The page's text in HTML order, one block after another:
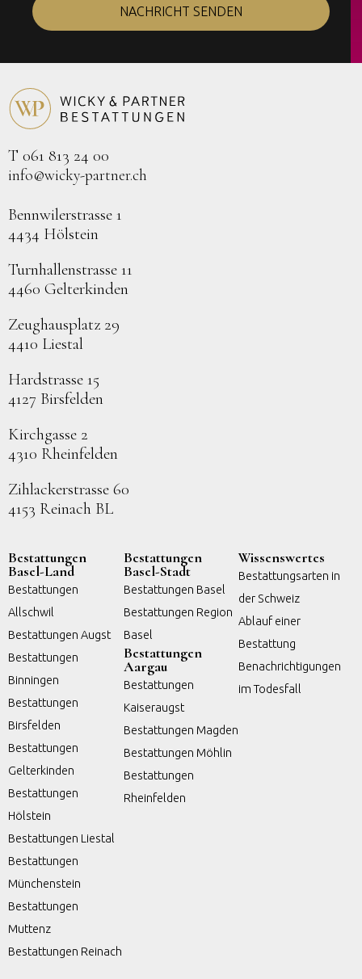
NACHRICHT SENDEN
T 061 813 24 00
info@wicky-partner.ch
Bennwilerstrasse 1
4434 Hölstein
Turnhallenstrasse 11
4460 Gelterkinden
Zeughausplatz 29
4410 Liestal
Hardstrasse 15
4127 Birsfelden
Kirchgasse 2
4310 Rheinfelden
Zihlackerstrasse 60
4153 Reinach BL
Bestattungen
Basel-Land
Bestattungen
Allschwil
Bestattungen Augst
Bestattungen
Binningen
Bestattungen
Birsfelden
Bestattungen
Gelterkinden
Bestattungen
Hölstein
Bestattungen Liestal
Bestattungen
Münchenstein
Bestattungen
Muttenz
Bestattungen Reinach
Bestattungen
Basel-Stadt
Bestattungen Basel
Bestattungen Region
Basel
Bestattungen
Aargau
Bestattungen
Kaiseraugst
Bestattungen Magden
Bestattungen Möhlin
Bestattungen
Rheinfelden
Wissenswertes
Bestattungsarten in
der Schweiz
Ablauf einer
Bestattung
Benachrichtigungen
im Todesfall